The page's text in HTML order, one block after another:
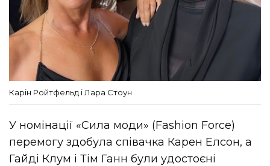
Карін Ройтфельд і Лара Стоун
У номінації «Сила моди» (Fashion Force)
перемогу здобула співачка Карен Елсон, а
Гайді Клум і Тім Ганн були удостоєні